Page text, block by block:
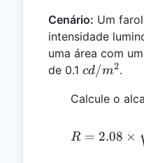
Cenário: Um
intensidade
uma área com
de 0.1 cd/m^2
cd/m2.
Calcule o
R = 2.08 ×